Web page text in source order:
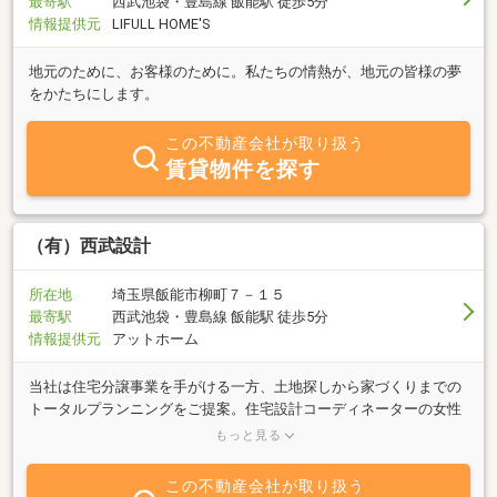
情報提供元
LIFULL HOME'S
地元のために、お客様のために。私たちの情熱が、地元の皆様の夢
をかたちにします。
この不動産会社が取り扱う
賃貸物件を探す
（有）西武設計
所在地
埼玉県飯能市柳町７－１５
最寄駅
西武池袋・豊島線 飯能駅 徒歩5分
情報提供元
アットホーム
当社は住宅分譲事業を手がける一方、土地探しから家づくりまでの
トータルプランニングをご提案。住宅設計コーディネーターの女性
スタッフが、今までの実績と豊かな個性のもと、自由な発想で趣の
んなナチュラルライフはいかがですか？ マイホーム初心者の方
もっと見る
この不動産会社が取り扱う